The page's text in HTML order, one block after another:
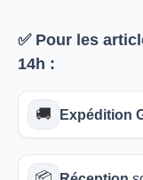
✅ Pour les
14h :
🚚 Expédition